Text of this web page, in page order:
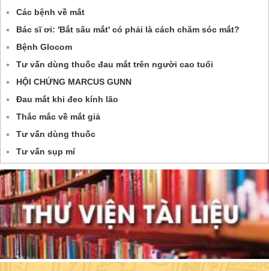
Các bệnh về mắt
Bác sĩ ơi: 'Bắt sâu mắt' có phải là cách chăm sóc mắt?
Bệnh Glocom
Tư vấn dùng thuốc đau mắt trên người cao tuổi
HỘI CHỨNG MARCUS GUNN
Đau mắt khi đeo kính lão
Thắc mắc về mắt giả
Tư vấn dùng thuốc
Tư vấn sụp mí